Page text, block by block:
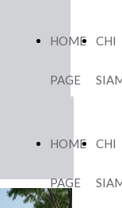
HOME
PAGE
CHI
HOME
PAGE
CHI